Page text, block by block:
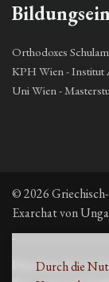
Durch die
Orthodoxes
KPH Wien - Institut
Uni Wien -
© 2026
Exarchat von
Fleischmarkt 13,